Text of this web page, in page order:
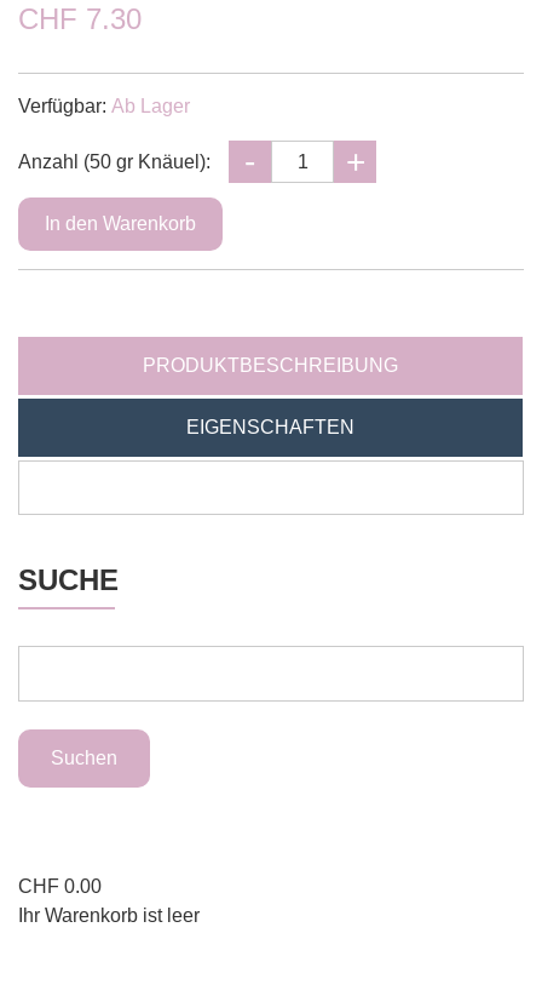
CHF 7.30
Verfügbar: Ab Lager
Anzahl (50 gr Knäuel):
PRODUKTBESCHREIBUNG
EIGENSCHAFTEN
SUCHE
CHF 0.00
Ihr Warenkorb ist leer